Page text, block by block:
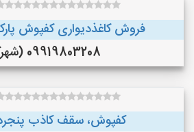
فروش کاغذدیواری کفپوش
09919803208 (شهرکرد)
کفپوش، سقف کاذب